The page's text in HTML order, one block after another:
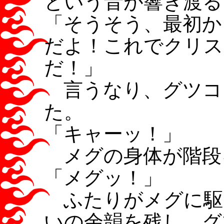
「そうそう、最初
だよ！これでクリ
だ！」
言うなり、グツコ
た。
「キャーッ！」
メグの身体が階
「メグッ！」
ふたりがメグに駆